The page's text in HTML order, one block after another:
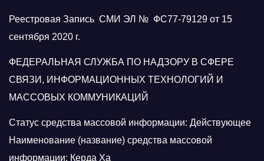
Реестровая Запись СМИ ЭЛ № ФС77-79129 от 15
сентября 2020 г.
ФЕДЕРАЛЬНАЯ СЛУЖБА ПО НАДЗОРУ В СФЕРЕ
СВЯЗИ, ИНФОРМАЦИОННЫХ ТЕХНОЛОГИЙ И
МАССОВЫХ КОММУНИКАЦИЙ
Статус средства массовой информации: Действующее
Наименование (название) средства массовой
информации: Керда Ха